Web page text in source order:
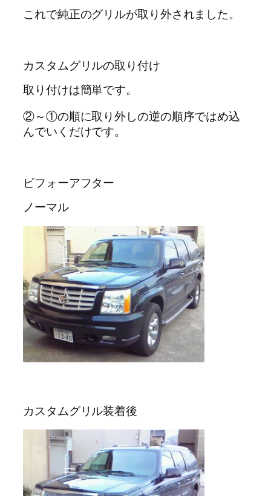
これで純正のグリルが取り外されました。
カスタムグリルの取り付け
取り付けは簡単です。
②～①の順に取り外しの逆の順序ではめ込
んでいくだけです。
ビフォーアフター
ノーマル
カスタムグリル装着後